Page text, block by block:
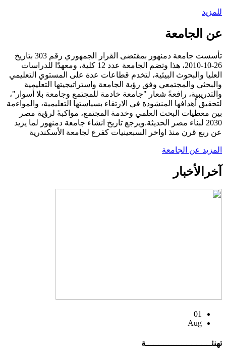
للمزيد
عن الجامعة
تأسست جامعة دمنهور بمقتضى القرار الجمهوري رقم 303 بتاريخ
26-10-2010، هذا وتضم الجامعة عدد 12 كلية، ومعهدًا للدراسات
العليا والبحوث البيئية، لتخدم قطاعات عدة على المستوي التعليمي
والبحثي والمجتمعي وفق رؤية الجامعة واستراتيجيتها التعليمية
والتدريبية، رافعةً شعار "جامعة خادمة للمجتمع وجامعة بلا أسوار"،
لتحقيق أهدافها المنشودة في الارتقاء بسياستها التعليمية، والمواءمة
بين معطيات البحث العلمي وخدمة المجتمع، مواكبةً لرؤية مصر
2030 لبناء مصر الحديثة.ويرجع تاريخ انشاء جامعة دمنهور لما يزيد
عن ربع قرن منذ اواخر السبعينيات كفرع لجامعة الأسكندرية
المزيد عن الجامعة
آخر الأخبار
01
Aug
تهنئــــــــــــــــــــــــــة